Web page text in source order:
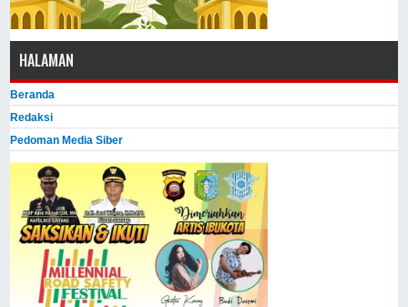
HALAMAN
Beranda
Redaksi
Pedoman Media Siber